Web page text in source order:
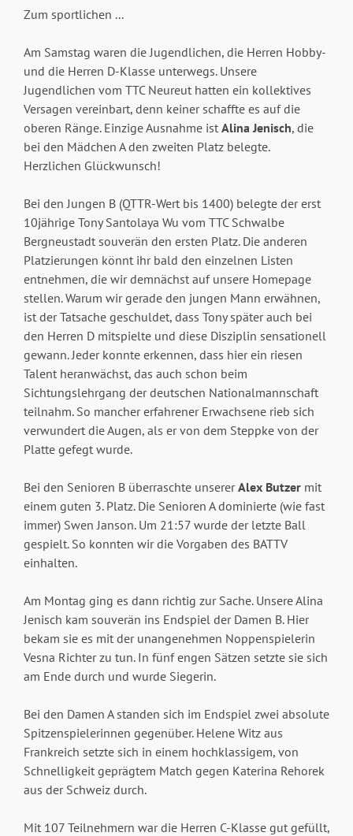
Zum sportlichen ...
Am Samstag waren die Jugendlichen, die Herren Hobby-
und die Herren D-Klasse unterwegs. Unsere
Jugendlichen vom TTC Neureut hatten ein kollektives
Versagen vereinbart, denn keiner schaffte es auf die
oberen Ränge. Einzige Ausnahme ist Alina Jenisch, die
bei den Mädchen A den zweiten Platz belegte.
Herzlichen Glückwunsch!
Bei den Jungen B (QTTR-Wert bis 1400) belegte der erst
10jährige Tony Santolaya Wu vom TTC Schwalbe
Bergneustadt souverän den ersten Platz. Die anderen
Platzierungen könnt ihr bald den einzelnen Listen
entnehmen, die wir demnächst auf unsere Homepage
stellen. Warum wir gerade den jungen Mann erwähnen,
ist der Tatsache geschuldet, dass Tony später auch bei
den Herren D mitspielte und diese Disziplin sensationell
gewann. Jeder konnte erkennen, dass hier ein riesen
Talent heranwächst, das auch schon beim
Sichtungslehrgang der deutschen Nationalmannschaft
teilnahm. So mancher erfahrener Erwachsene rieb sich
verwundert die Augen, als er von dem Steppke von der
Platte gefegt wurde.
Bei den Senioren B überraschte unsererAlex Butzermit
einem guten 3. Platz. Die Senioren A dominierte (wie fast
immer) Swen Janson. Um 21:57 wurde der letzte Ball
gespielt. So konnten wir die Vorgaben des BATTV
einhalten.
Am Montag ging es dann richtig zur Sache. Unsere Alina
Jenisch kam souverän ins Endspiel der Damen B. Hier
bekam sie es mit der unangenehmen Noppenspielerin
Vesna Richter zu tun. In fünf engen Sätzen setzte sie sich
am Ende durch und wurde Siegerin.
Bei den Damen A standen sich im Endspiel zwei absolute
Spitzenspielerinnen gegenüber. Helene Witz aus
Frankreich setzte sich in einem hochklassigem, von
Schnelligkeit geprägtem Match gegen Katerina Rehorek
aus der Schweiz durch.
Mit 107 Teilnehmern war die Herren C-Klasse gut gefüllt,